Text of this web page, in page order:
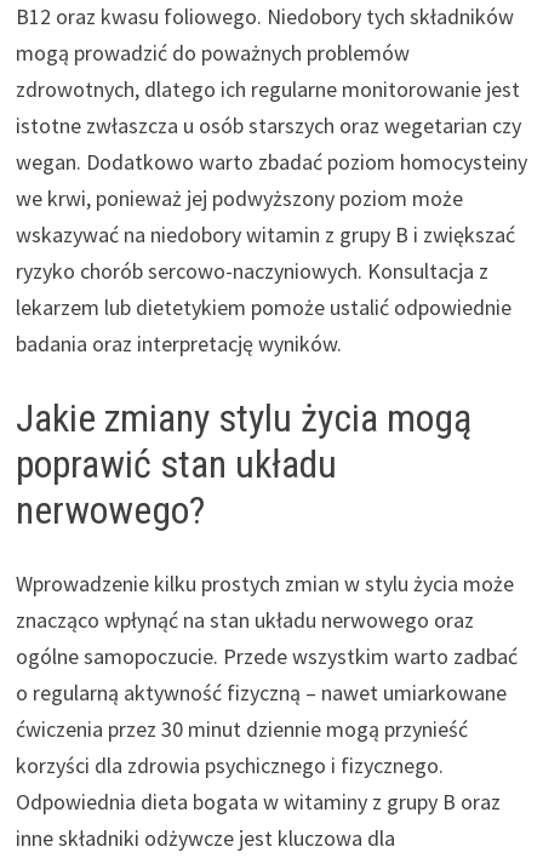
B12 oraz kwasu foliowego. Niedobory tych składników
mogą prowadzić do poważnych problemów
zdrowotnych, dlatego ich regularne monitorowanie jest
istotne zwłaszcza u osób starszych oraz wegetarian czy
wegan. Dodatkowo warto zbadać poziom homocysteiny
we krwi, ponieważ jej podwyższony poziom może
wskazywać na niedobory witamin z grupy B i zwiększać
ryzyko chorób sercowo-naczyniowych. Konsultacja z
lekarzem lub dietetykiem pomoże ustalić odpowiednie
badania oraz interpretację wyników.
Jakie zmiany stylu życia mogą
poprawić stan układu
nerwowego?
Wprowadzenie kilku prostych zmian w stylu życia może
znacząco wpłynąć na stan układu nerwowego oraz
ogólne samopoczucie. Przede wszystkim warto zadbać
o regularną aktywność fizyczną – nawet umiarkowane
ćwiczenia przez 30 minut dziennie mogą przynieść
korzyści dla zdrowia psychicznego i fizycznego.
Odpowiednia dieta bogata w witaminy z grupy B oraz
inne składniki odżywcze jest kluczowa dla